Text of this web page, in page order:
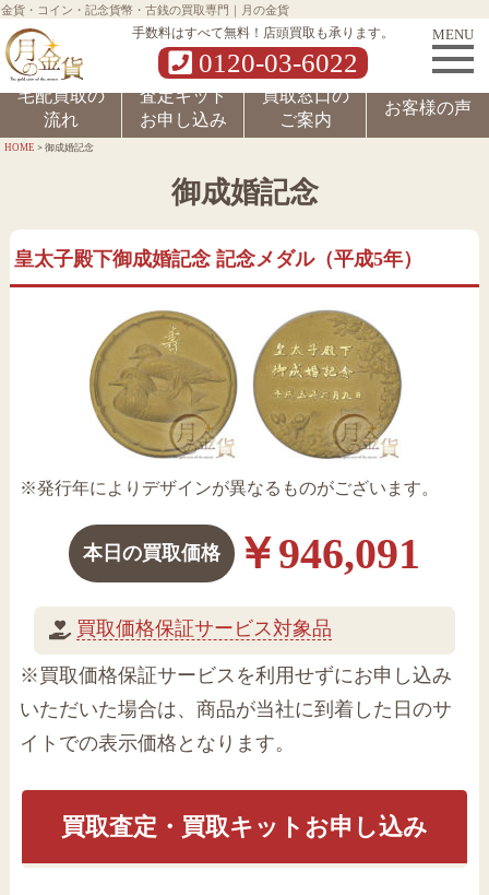
金貨・コイン・記念貨幣・古銭の買取専門｜月の金貨
手数料はすべて無料！店頭買取も承ります。
0120-03-6022
MENU
宅配買取の
流れ
査定キット
お申し込み
買取窓口の
ご案内
お客様の声
HOME >御成婚記念
御成婚記念
皇太子殿下御成婚記念 記念メダル（平成5年）
※発行年によりデザインが異なるものがございます。
本日の買取価格 ￥946,091
買取価格保証サービス対象品
※買取価格保証サービスを利用せずにお申し込み
いただいた場合は、商品が当社に到着した日のサ
イトでの表示価格となります。
買取査定・買取キットお申し込み